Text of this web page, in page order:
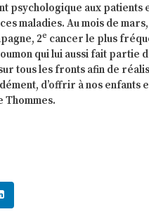
psychologique aux patients
maladies. Au mois de
2e cancer le plus
qui lui aussi fait partie
tous les fronts afin de
d’offrir à nos enfants
Thommes.